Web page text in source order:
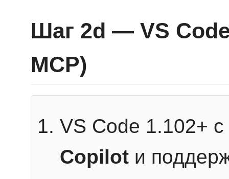
Шаг 2d — VS
MCP)
VS Code 1.102+
Copilot и